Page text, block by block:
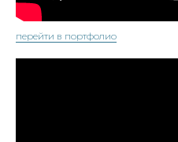
перейти в портфолио